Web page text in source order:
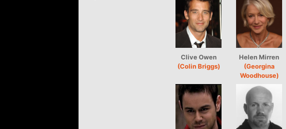
Clive Owen
(Colin Briggs)
Helen Mirren
(Georgina
Woodhouse)